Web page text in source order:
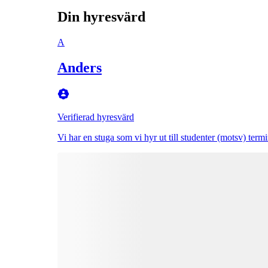
Din hyresvärd
A
Anders
Verifierad hyresvärd
Vi har en stuga som vi hyr ut till studenter (motsv)